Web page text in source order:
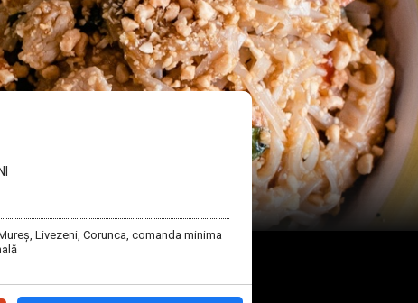
Livezeni, Corunca, comanda minima